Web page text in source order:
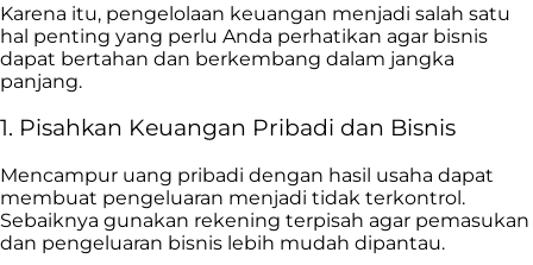
Karena itu, pengelolaan keuangan menjadi salah satu
hal penting yang perlu Anda perhatikan agar bisnis
dapat bertahan dan berkembang dalam jangka
panjang.
1. Pisahkan Keuangan Pribadi dan Bisnis
Mencampur uang pribadi dengan hasil usaha dapat
membuat pengeluaran menjadi tidak terkontrol.
Sebaiknya gunakan rekening terpisah agar pemasukan
dan pengeluaran bisnis lebih mudah dipantau.